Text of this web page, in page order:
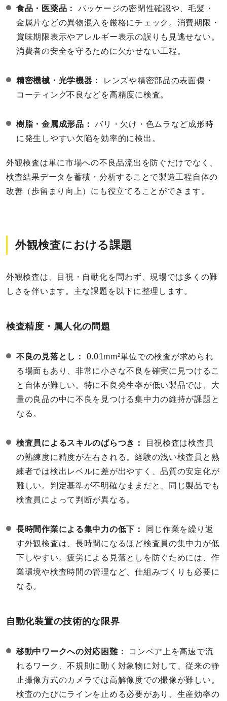
食品・医薬品：
パッケージの密閉性確認や、毛髪・
金属片などの異物混入を厳格にチェック。消費期限・
賞味期限表示やアレルギー表示の誤りも見逃せない。
消費者の安全を守るために欠かせない工程。
精密機械・光学機器：
レンズや精密部品の表面傷・
コーティング不良などを高精度に検査。
樹脂・金属成形品：
バリ・欠け・色ムラなど成形時
に発生しやすい欠陥を効率的に検出。
外観検査は単に市場への不良品流出を防ぐだけでなく、
検査結果データを蓄積・分析することで製造工程自体の
改善（歩留まり向上）にも役立てることができます。
外観検査における課題
外観検査は、目視・自動化を問わず、現場では多くの難
しさを伴います。主な課題を以下に整理します。
検査精度・属人化の問題
不良の見落とし：
0.01mm²単位での検査が求められ
る場面もあり、非常に小さな不良を確実に見つけるこ
と自体が難しい。特に不良発生率が低い製品では、大
量の良品の中に不良を見つける集中力の維持が課題と
なる。
検査員によるスキルのばらつき：
目視検査は検査員
の熟練度に精度が左右される。経験の浅い検査員と熟
練者では検出レベルに差が出やすく、品質の安定化が
難しい。判定基準が不明確なままだと、同じ製品でも
検査員によって判断が異なる。
長時間作業による集中力の低下：
同じ作業を繰り返
す外観検査は、長時間になるほど検査員の集中力が低
下しやすい。疲労による見落としを防ぐためには、作
業環境や検査時間の管理など、仕組みづくりも必要に
なる。
自動化装置の技術的な限界
移動中ワークへの対応困難：
コンベア上を高速で流
れるワーク、不規則に動く対象物に対して、従来の静
止撮像方式のカメラでは高解像度での撮像が難しい。
検査のたびにラインを止める必要があり、生産効率の